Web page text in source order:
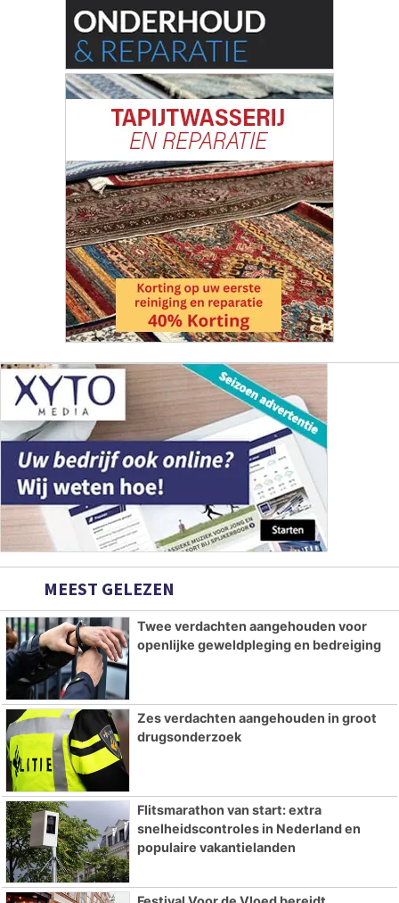
MEEST GELEZEN
Twee verdachten aangehouden voor
openlijke geweldpleging en bedreiging
Zes verdachten aangehouden in groot
drugsonderzoek
Flitsmarathon van start: extra
snelheidscontroles in Nederland en
populaire vakantielanden